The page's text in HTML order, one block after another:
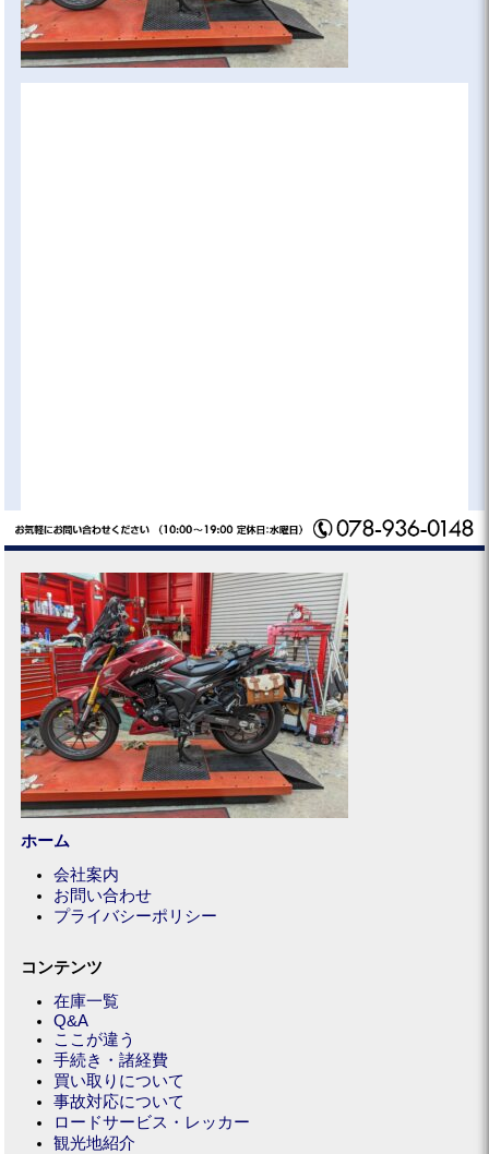
ホーム
会社案内
お問い合わせ
プライバシーポリシー
コンテンツ
在庫一覧
Q&A
ここが違う
手続き・諸経費
買い取りについて
事故対応について
ロードサービス・レッカー
観光地紹介